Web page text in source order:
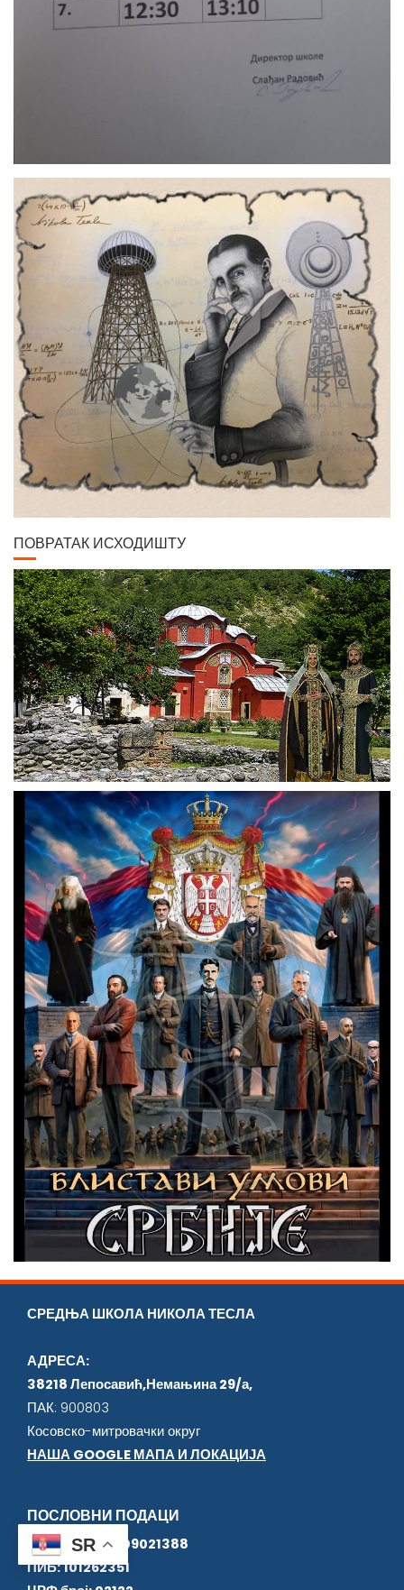
ПОВРАТАК ИСХОДИШТУ
СРЕДЊА ШКОЛА НИКОЛА ТЕСЛА
АДРЕСА:
38218 Лепосавић,Немањина 29/а,
ПАК: 900803
Косовско-митровачки округ
НАША GOOGLE МАПА И ЛОКАЦИЈА
ПОСЛОВНИ ПОДАЦИ
Матични број: 09021388
ПИБ: 101262351
SR